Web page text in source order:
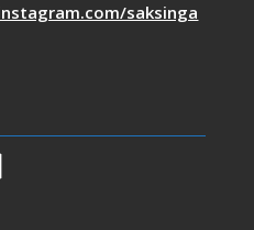
saksinga